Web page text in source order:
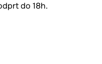
do 18h.